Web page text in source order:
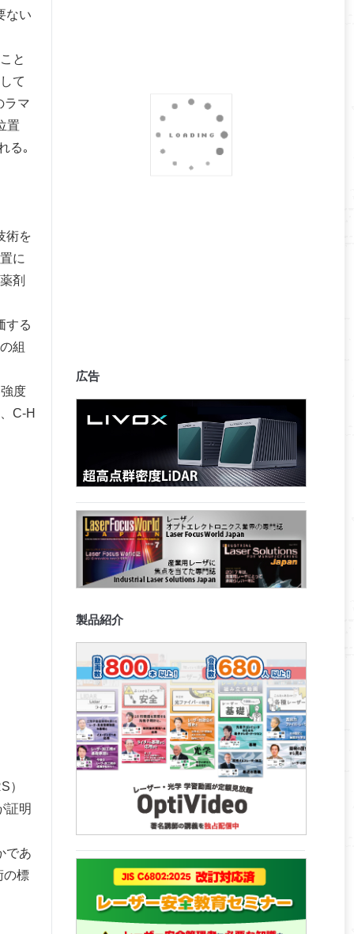
ない
と
て
ラマ
置
る｡
術を
に
剤
する
組
度
C-H
）
証明
であ
の標
広告
製品紹介